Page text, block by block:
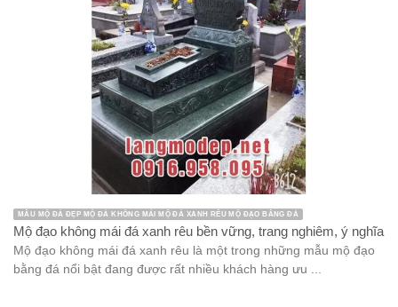
MẪU MỘ ĐÁ ĐẸP MỘ ĐÁ KHÔNG MÁI MỘ ĐÁ XANH RÊU MỘ ĐẠO BẰNG ĐÁ
Mộ đạo không mái đá xanh rêu bền vững, trang nghiêm, ý nghĩa
Mộ đạo không mái đá xanh rêu là một trong những mẫu mộ đạo
bằng đá nổi bật đang được rất nhiều khách hàng ưu ...